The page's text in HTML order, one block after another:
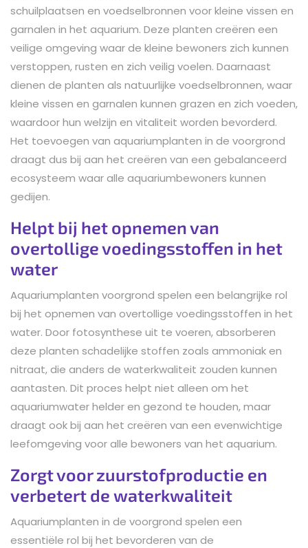
schuilplaatsen en voedselbronnen voor kleine vissen en
garnalen in het aquarium. Deze planten creëren een
veilige omgeving waar de kleine bewoners zich kunnen
verstoppen, rusten en zich veilig voelen. Daarnaast
dienen de planten als natuurlijke voedselbronnen, waar
kleine vissen en garnalen kunnen grazen en zich voeden,
waardoor hun welzijn en vitaliteit worden bevorderd.
Het toevoegen van aquariumplanten in de voorgrond
draagt dus bij aan het creëren van een gebalanceerd
ecosysteem waar alle aquariumbewoners kunnen
gedijen.
Helpt bij het opnemen van
overtollige voedingsstoffen in het
water
Aquariumplanten voorgrond spelen een belangrijke rol
bij het opnemen van overtollige voedingsstoffen in het
water. Door fotosynthese uit te voeren, absorberen
deze planten schadelijke stoffen zoals ammoniak en
nitraat, die anders de waterkwaliteit zouden kunnen
aantasten. Dit proces helpt niet alleen om het
aquariumwater helder en gezond te houden, maar
draagt ook bij aan het creëren van een evenwichtige
leefomgeving voor alle bewoners van het aquarium.
Zorgt voor zuurstofproductie en
verbetert de waterkwaliteit
Aquariumplanten in de voorgrond spelen een
essentiële rol bij het bevorderen van de